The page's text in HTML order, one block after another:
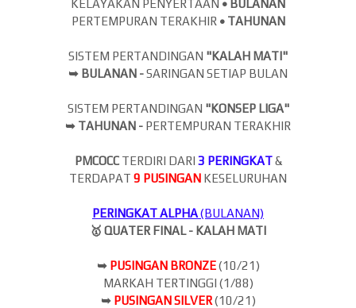
KELAYAKAN PENYERTAAN • BULANAN
PERTEMPURAN TERAKHIR • TAHUNAN
SISTEM PERTANDINGAN "KALAH MATI"
➥ BULANAN -SARINGAN SETIAP BULAN
SISTEM PERTANDINGAN "KONSEP LIGA"
➥ TAHUNAN - PERTEMPURAN TERAKHIR
PMCOCCTERDIRI DARI 3 PERINGKAT&
TERDAPAT 9 PUSINGAN KESELURUHAN
PERINGKAT ALPHA(BULANAN)
🥇 QUATER FINAL - KALAH MATI
➥ PUSINGAN BRONZE (10/21)
MARKAH TERTINGGI (1/88)
➥ PUSINGAN SILVER (10/21)